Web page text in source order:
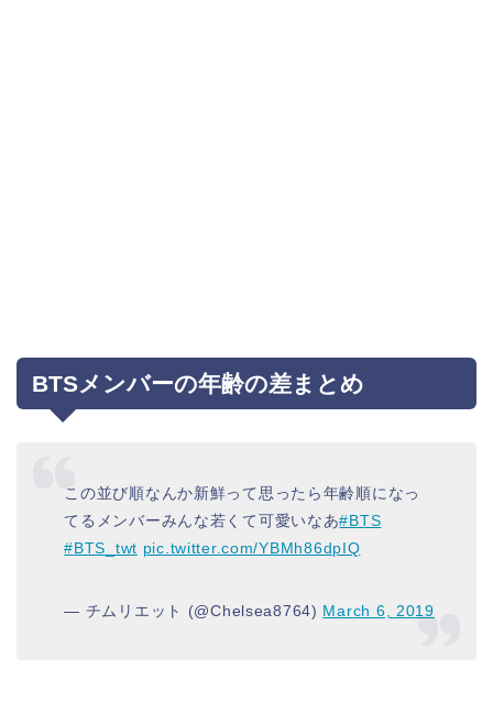
BTSメンバーの年齢の差まとめ
この並び順なんか新鮮って思ったら年齢順になっ
てるメンバーみんな若くて可愛いなあ#BTS
#BTS_twt pic.twitter.com/YBMh86dpIQ
— チムリエット (@Chelsea8764) March 6, 2019